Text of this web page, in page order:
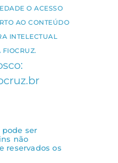
O ACESSO
AO CONTEÚDO
INTELECTUAL
ser
não
reservados os